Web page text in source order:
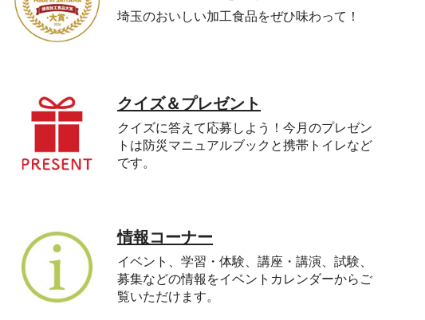
埼玉のおいしい加工食品をぜひ味わって！
クイズ＆プレゼント
クイズに答えて応募しよう！今月のプレゼン
トは防災マニュアルブックと携帯トイレなど
です。
情報コーナー
イベント、学習・体験、講座・講演、試験、
募集などの情報をイベントカレンダーからご
覧いただけます。